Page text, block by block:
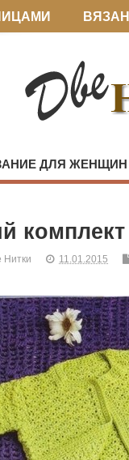
ДЛЯ ЖЕНЩИН
Нитки 11.01.2015